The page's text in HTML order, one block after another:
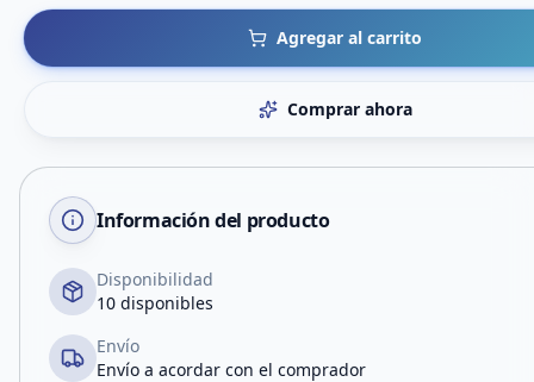
Agregar al carrito
Comprar ahora
Información del producto
Disponibilidad
10 disponibles
Envío
Envío a acordar con el comprador